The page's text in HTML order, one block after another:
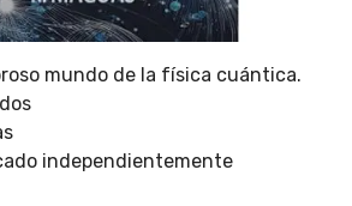
mundo de la física cuántica.
independientemente